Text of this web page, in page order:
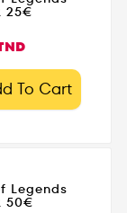
25€
To Cart
Legends
50€